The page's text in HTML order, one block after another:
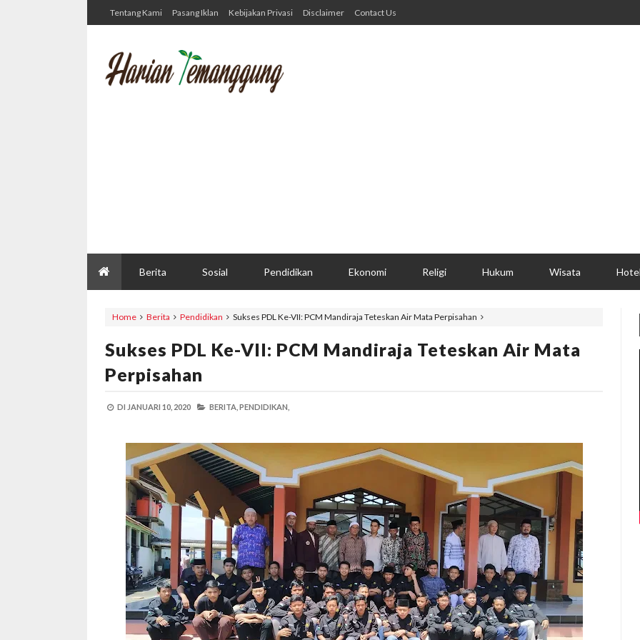
Tentang Kami Pasang Iklan Kebijakan Privasi Disclaimer Contact Us
Berita Sosial Pendidikan Ekonomi Religi Hukum Wisata Hotel
Home Berita Pendidikan Sukses PDL Ke-VII: PCM Mandiraja Teteskan Air Mata Perpisahan
Sukses PDL Ke-VII: PCM Mandiraja Teteskan Air Mata
Perpisahan
DI JANUARI 10, 2020 BERITA, PENDIDIKAN,